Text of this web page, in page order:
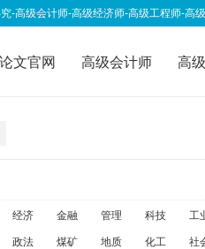
-高级会计师-高级经济师-高级工程师-
文官网 高级会计师 高
明
经济 金融 管理 科技 工
政法 煤矿 地质 化工 社